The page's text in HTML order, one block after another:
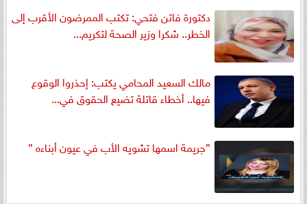
دكتورة فاتن فتحي: تكتب الممرضون الأقرب إلى
الخطر.. شكرا وزير الصحة لتكريم...
مالك السعيد المحامي يكتب: إحذروا الوقوع
فيها.. أخطاء قاتلة تضيع الحقوق في...
”جريمة اسمها تشويه الأب في عيون أبناءه ”